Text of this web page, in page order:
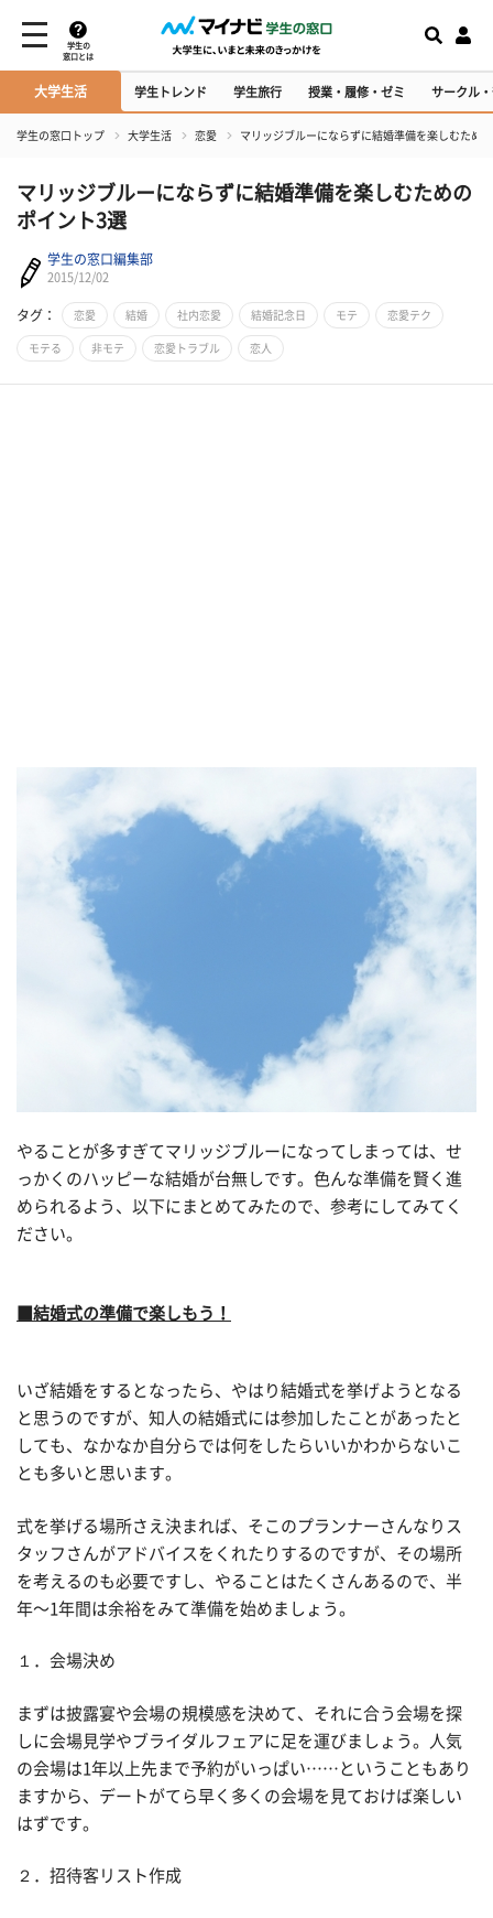
学生の
窓口とは
大学生活 学生トレンド 学生旅行 授業・履修・ゼミ サークル
学生の窓口トップ 大学生活 恋愛 マリッジブルーにならずに結婚準備を楽しむため
マリッジブルーにならずに結婚準備を楽しむための
ポイント3選
学生の窓口編集部
2015/12/02
タグ： 恋愛 結婚 社内恋愛 結婚記念日 モテ 恋愛テク
モテる 非モテ 恋愛トラブル 恋人
やることが多すぎてマリッジブルーになってしまっては、せ
っかくのハッピーな結婚が台無しです。色んな準備を賢く進
められるよう、以下にまとめてみたので、参考にしてみてく
ださい。
■結婚式の準備で楽しもう！
いざ結婚をするとなったら、やはり結婚式を挙げようとなる
と思うのですが、知人の結婚式には参加したことがあったと
しても、なかなか自分らでは何をしたらいいかわからないこ
とも多いと思います。
式を挙げる場所さえ決まれば、そこのプランナーさんなりス
タッフさんがアドバイスをくれたりするのですが、その場所
を考えるのも必要ですし、やることはたくさんあるので、半
年〜1年間は余裕をみて準備を始めましょう。
１．会場決め
まずは披露宴や会場の規模感を決めて、それに合う会場を探
しに会場見学やブライダルフェアに足を運びましょう。人気
の会場は1年以上先まで予約がいっぱい……ということもあり
ますから、デートがてら早く多くの会場を見ておけば楽しい
はずです。
２．招待客リスト作成